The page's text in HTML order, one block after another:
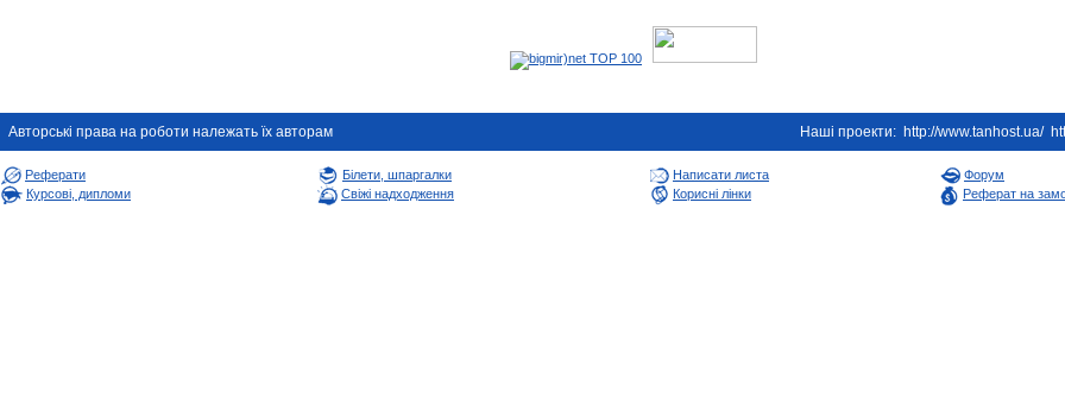
Авторськi права на роботи належать їх авторам Наші проекти: http://www.tanhost.ua/
Реферати Білети, шпаргалки Написати листа
Форум
Курсові, дипломи
Свіжі надходження Корисні лінки Реферат на